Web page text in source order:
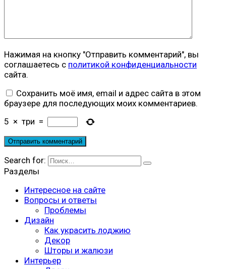
Нажимая на кнопку "Отправить комментарий", вы
соглашаетесь с политикой конфиденциальности
сайта.
Сохранить моё имя, email и адрес сайта в этом
браузере для последующих моих комментариев.
5 × три =
Search for:
Разделы
Интересное на сайте
Вопросы и ответы
Проблемы
Дизайн
Как украсить лоджию
Декор
Шторы и жалюзи
Интерьер